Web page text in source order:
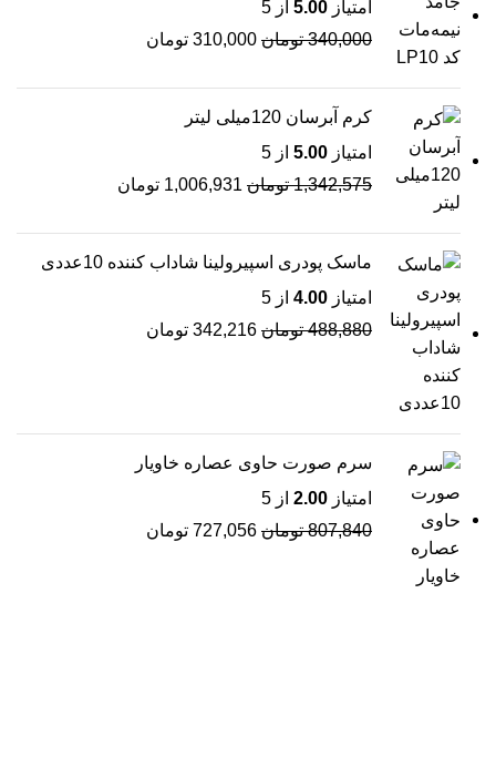
امتیاز 5.00 از 5
340,000 تومان 310,000 تومان
کرم آبرسان 120میلی لیتر
امتیاز 5.00 از 5
1,342,575 تومان 1,006,931 تومان
ماسک پودری اسپیرولینا شاداب کننده 10عددی
امتیاز 4.00 از 5
488,880 تومان 342,216 تومان
سرم صورت حاوی عصاره خاویار
امتیاز 2.00 از 5
807,840 تومان 727,056 تومان